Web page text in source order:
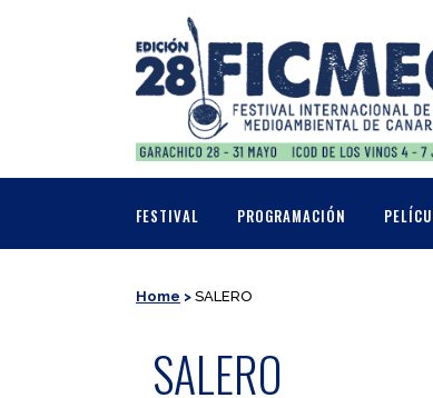
FESTIVAL PROGRAMACIÓN
Home > SALERO
SALERO